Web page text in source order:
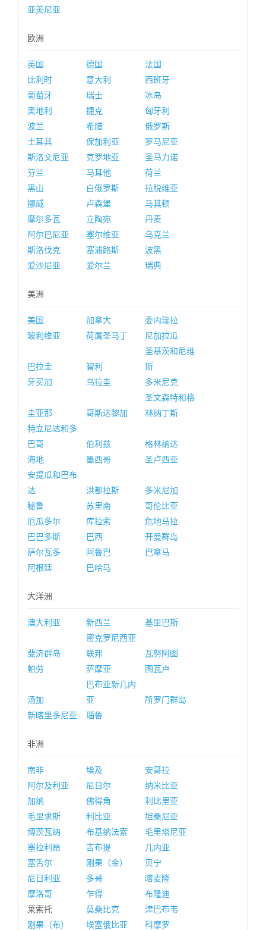
亚美尼亚
欧洲
英国 德国
法国
比利时
意大利
西班牙
葡萄牙
瑞士
冰岛
奥地利
捷克
匈牙利
波兰
希腊
俄罗斯
土耳其
保加利亚
罗马尼亚
斯洛文尼亚
克罗地亚
圣马力诺
芬兰
马耳他
荷兰
黑山
白俄罗斯
拉脱维亚
挪威
卢森堡
马其顿
摩尔多瓦
立陶宛
丹麦
阿尔巴尼亚
塞尔维亚
乌克兰
斯洛伐克
塞浦路斯
波黑
爱沙尼亚
爱尔兰 瑞典
美洲
美国 加拿大
委内瑞拉
玻利维亚
荷属圣马丁 尼加拉瓜
巴拉圭 智利
圣基茨和尼维
斯
牙买加
乌拉圭 多米尼克
圭亚那 哥斯达黎加
圣文森特和格
林纳丁斯
特立尼达和多
巴哥
伯利兹
格林纳达
海地
墨西哥
圣卢西亚
安提瓜和巴布
达
洪都拉斯
多米尼加
秘鲁
苏里南
哥伦比亚
厄瓜多尔
库拉索
危地马拉
巴巴多斯
巴西
开曼群岛
萨尔瓦多
阿鲁巴
巴拿马
阿根廷
巴哈马
大洋洲
澳大利亚 新西兰 基里巴斯
斐济群岛
密克罗尼西亚
联邦
瓦努阿图
帕劳
萨摩亚 图瓦卢
汤加
巴布亚新几内
亚
所罗门群岛
新喀里多尼亚
瑙鲁
非洲
南非 埃及
安哥拉
阿尔及利亚
尼日尔
纳米比亚
加纳
佛得角
利比里亚
毛里求斯
利比亚
坦桑尼亚
博茨瓦纳
布基纳法索
毛里塔尼亚
塞拉利昂
吉布提
几内亚
塞舌尔
刚果（金）
贝宁
尼日利亚
多哥
喀麦隆
摩洛哥
乍得
布隆迪
莱索托
莫桑比克
津巴布韦
刚果（布）
埃塞俄比亚 科摩罗